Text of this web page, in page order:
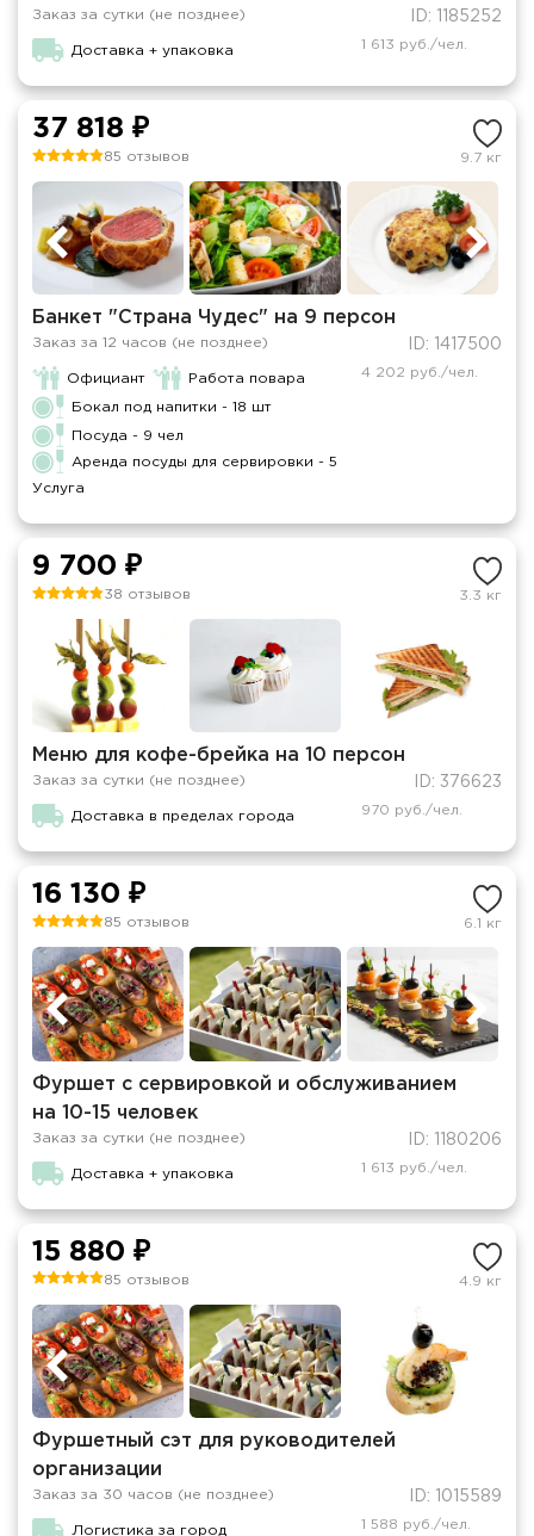
Заказ за сутки (не позднее) ID: 1185252
Доставка + упаковка 1 613 руб./чел.
37 818 ₽
85 отзывов 9.7 кг
Банкет "Страна Чудес" на 9 персон
Заказ за 12 часов (не позднее) ID: 1417500
Официант Работа повара
Бокал под напитки - 18 шт
Посуда - 9 чел
Аренда посуды для сервировки - 5
Услуга
4 202 руб./чел.
9 700 ₽
38 отзывов 3.3 кг
Меню для кофе-брейка на 10 персон
Заказ за сутки (не позднее) ID: 376623
Доставка в пределах города 970 руб./чел.
16 130 ₽
85 отзывов 6.1 кг
Фуршет с сервировкой и обслуживанием
на 10-15 человек
Заказ за сутки (не позднее) ID: 1180206
Доставка + упаковка 1 613 руб./чел.
15 880 ₽
85 отзывов 4.9 кг
Фуршетный сэт для руководителей
организации
Заказ за 30 часов (не позднее) ID: 1015589
Логистика за город 1 588 руб./чел.